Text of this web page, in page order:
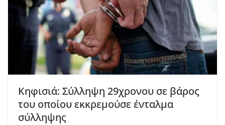
Κηφισιά: Σύλληψη 29χρονου σε βάρος
του οποίου εκκρεμούσε ένταλμα
σύλληψης